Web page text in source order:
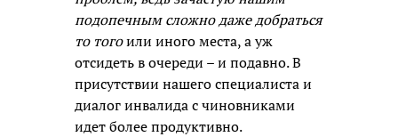
подопечным сложно даже добраться
то тогоили иного места, а уж
отсидеть в очереди – и подавно. В
присутствии нашего специалиста и
диалог инвалида с чиновниками
идет более продуктивно.